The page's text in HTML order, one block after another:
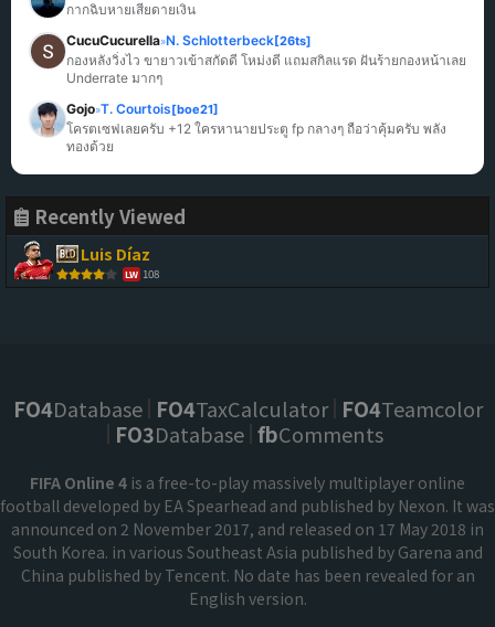
กากฉิบหายเสียดายเงิน
CucuCucurella»N. Schlotterbeck[26ts]
กองหลังวิ่งไว ขายาวเข้าสกัดดี โหม่งดี แถมสกิลแรด ฝันร้ายกองหน้าเลย
Underrate มากๆ
Gojo»T. Courtois[boe21]
โครตเซฟเลยครับ +12 ใครหานายประตู fp กลางๆ ถือว่าคุ้มครับ พลัง
ทองด้วย
Recently Viewed
Luis Díaz
LW 108
FO4Database FO4TaxCalculator FO4Teamcolor
FO3Database fbComments
FIFA Online 4 is a free-to-play massively multiplayer online
football developed by EA Spearhead and published by Nexon. It was
announced on 2 November 2017, and released on 17 May 2018 in
South Korea. in various Southeast Asia published by Garena and
China published by Tencent. No date has been revealed for an
English version.